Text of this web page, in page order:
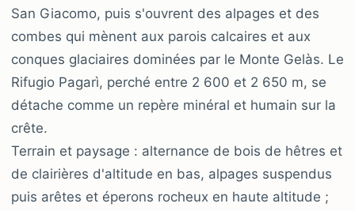
San Giacomo, puis s'ouvrent des alpages et des
combes qui mènent aux parois calcaires et aux
conques glaciaires dominées par le Monte Gelàs. Le
Rifugio Pagarì, perché entre 2 600 et 2 650 m, se
détache comme un repère minéral et humain sur la
crête.
Terrain et paysage : alternance de bois de hêtres et
de clairières d'altitude en bas, alpages suspendus
puis arêtes et éperons rocheux en haute altitude ;